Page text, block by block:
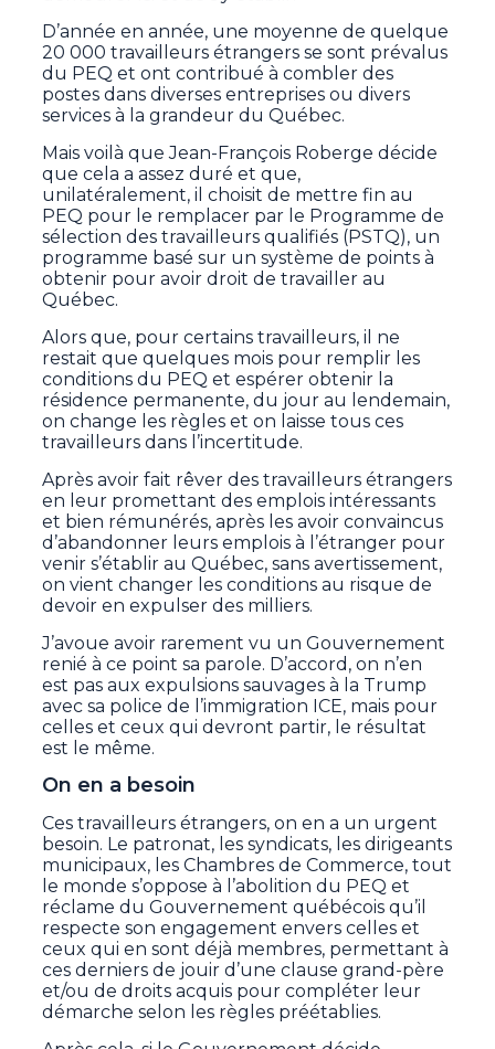
D’année en année, une moyenne de quelque
20 000 travailleurs étrangers se sont prévalus
du PEQ et ont contribué à combler des
postes dans diverses entreprises ou divers
services à la grandeur du Québec.
Mais voilà que Jean-François Roberge décide
que cela a assez duré et que,
unilatéralement, il choisit de mettre fin au
PEQ pour le remplacer par le Programme de
sélection des travailleurs qualifiés (PSTQ), un
programme basé sur un système de points à
obtenir pour avoir droit de travailler au
Québec.
Alors que, pour certains travailleurs, il ne
restait que quelques mois pour remplir les
conditions du PEQ et espérer obtenir la
résidence permanente, du jour au lendemain,
on change les règles et on laisse tous ces
travailleurs dans l’incertitude.
Après avoir fait rêver des travailleurs étrangers
en leur promettant des emplois intéressants
et bien rémunérés, après les avoir convaincus
d’abandonner leurs emplois à l’étranger pour
venir s’établir au Québec, sans avertissement,
on vient changer les conditions au risque de
devoir en expulser des milliers.
J’avoue avoir rarement vu un Gouvernement
renié à ce point sa parole. D’accord, on n’en
est pas aux expulsions sauvages à la Trump
avec sa police de l’immigration ICE, mais pour
celles et ceux qui devront partir, le résultat
est le même.
On en a besoin
Ces travailleurs étrangers, on en a un urgent
besoin. Le patronat, les syndicats, les dirigeants
municipaux, les Chambres de Commerce, tout
le monde s’oppose à l’abolition du PEQ et
réclame du Gouvernement québécois qu’il
respecte son engagement envers celles et
ceux qui en sont déjà membres, permettant à
ces derniers de jouir d’une clause grand-père
et/ou de droits acquis pour compléter leur
démarche selon les règles préétablies.